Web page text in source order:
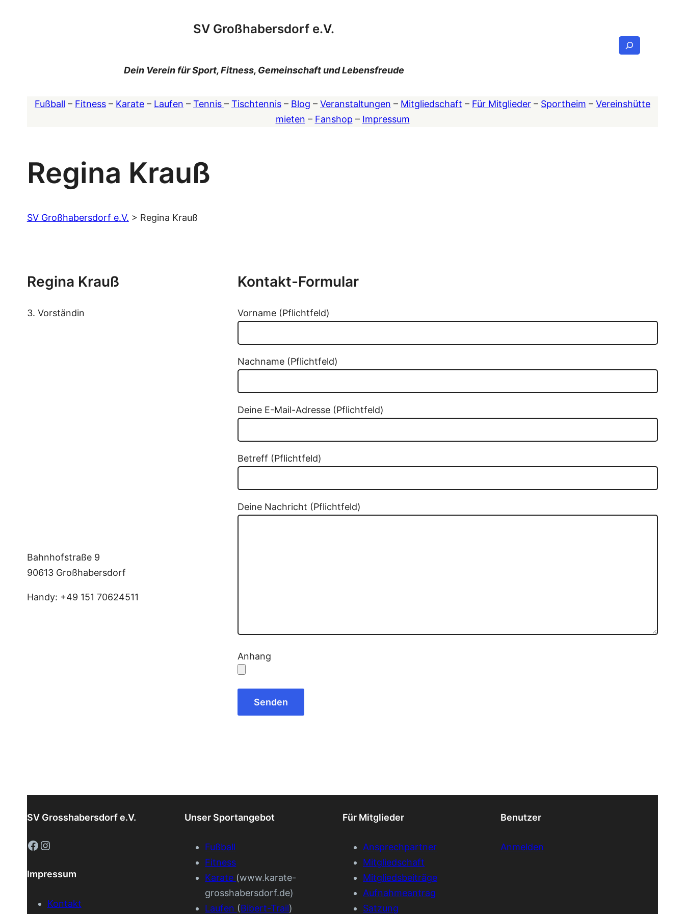
SV Großhabersdorf e.V.
Dein Verein für Sport, Fitness, Gemeinschaft und Lebensfreude
Suchen
Fußball – Fitness – Karate – Laufen – Tennis – Tischtennis – Blog – Veranstaltungen – Mitgliedschaft – Für Mitglieder – Sportheim – Vereinshütte
mieten – Fanshop – Impressum
Regina Krauß
SV Großhabersdorf e.V. > Regina Krauß
Regina Krauß
3. Vorständin
Bahnhofstraße 9
90613 Großhabersdorf
Handy: +49 151 70624511
Kontakt-Formular
Vorname (Pflichtfeld)
Nachname (Pflichtfeld)
Deine E-Mail-Adresse (Pflichtfeld)
Betreff (Pflichtfeld)
Deine Nachricht (Pflichtfeld)
Anhang
SV Grosshabersdorf e.V.
Facebook Instagram
Impressum
Kontakt
Unser Sportangebot
Fußball
Fitness
Karate (www.karate-
grosshabersdorf.de)
Laufen (Bibert-Trail)
Für Mitglieder
Ansprechpartner
Mitgliedschaft
Mitgliedsbeiträge
Aufnahmeantrag
Satzung
Benutzer
Anmelden